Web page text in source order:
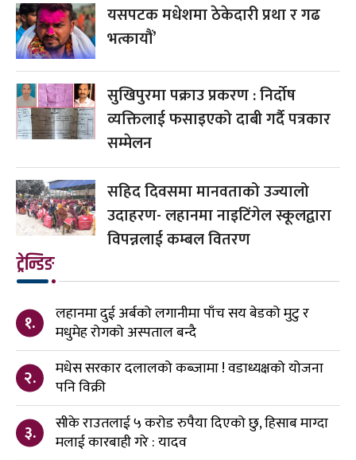
यसपटक मधेशमा ठेकेदारी प्रथा र गढ
भत्कायौं’
सुखिपुरमा पक्राउ प्रकरण : निर्दोष
व्यक्तिलाई फसाइएको दाबी गर्दै पत्रकार
सम्मेलन
सहिद दिवसमा मानवताको उज्यालो
उदाहरण- लहानमा नाइटिंगेल स्कूलद्वारा
विपन्नलाई कम्बल वितरण
ट्रेन्डिङ
१.
लहानमा दुई अर्बको लगानीमा पाँच सय बेडको मुटु र
मधुमेह रोगको अस्पताल बन्दै
२.
मधेस सरकार दलालको कब्जामा ! वडाध्यक्षको योजना
पनि विक्री
३.
सीके राउतलाई ५ करोड रुपैया दिएको छु, हिसाब माग्दा
मलाई कारबाही गरे : यादव